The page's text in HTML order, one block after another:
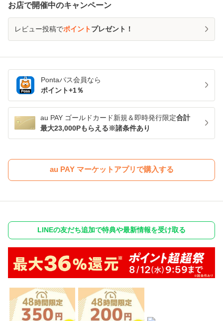
お店で開催中のキャンペーン
レビュー投稿でポイントプレゼント！
Pontaパス会員なら
ポイント+1％
au PAY ゴールドカード新規＆即時発行限定合計
最大23,000Pもらえる※諸条件あり
au PAY マーケットアプリで購入する
LINEの友だち追加で特典や最新情報を受け取る